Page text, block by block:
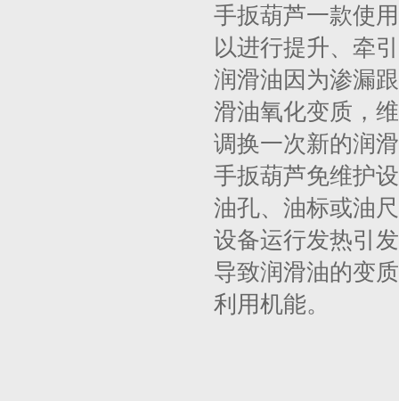
手扳葫芦一款使
以进行提升、牵
润滑油因为渗漏
滑油氧化变质，
调换一次新的润
手扳葫芦免维护
油孔、油标或油
设备运行发热引
导致润滑油的变
利用机能。